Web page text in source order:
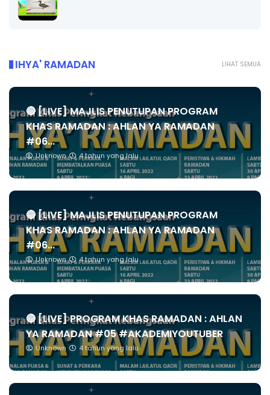
LIHAT SEMUA
IHYA' RAMADAN
🔴 [LIVE] MAJLIS PENUTUPAN PROGRAM
KHAS RAMADAN : AHLAN YA RAMADAN
#06...
Unknown 4 tahun yang lalu
🔴 [LIVE] MAJLIS PENUTUPAN PROGRAM
KHAS RAMADAN : AHLAN YA RAMADAN
#06...
Unknown 4 tahun yang lalu
🔴 [LIVE] PROGRAM KHAS RAMADAN : AHLAN
YA RAMADAN #05 #AKADEMIYOUTUBER
Unknown 4 tahun yang lalu